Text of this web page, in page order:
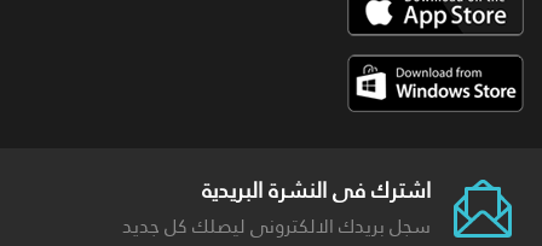
اشترك فى النشرة البريدية
سجل بريدك الالكترونى ليصلك كل جديد